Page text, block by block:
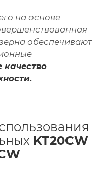
на основе
обеспечивают
качество
KT20CW